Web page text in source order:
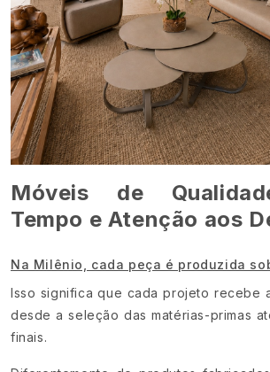
Móveis de
Tempo e Atenção aos
Na Milênio, cada peça é produzida
Isso significa que cada projeto recebe
desde a seleção das matérias-primas
finais.